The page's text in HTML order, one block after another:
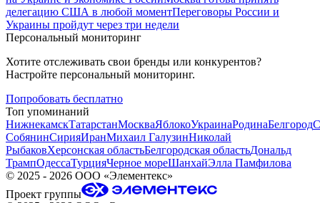
делегацию США в любой моментПереговоры России и
Украины пройдут через три недели
Персональный мониторинг
Хотите отслеживать свои бренды или конкурентов?
Настройте персональный мониторинг.
Попробовать бесплатно
Топ упоминаний
НижнекамскТатарстанМоскваЯблокоУкраинаРодинаБелгород
СобянинСирияИранМихаил ГалузинНиколай
РыбаковХерсонская областьБелгородская областьДональд
ТрампОдессаТурцияЧерное мореШанхайЭлла Памфилова
© 2025 - 2026 ООО «Элементекс»
Проект группы